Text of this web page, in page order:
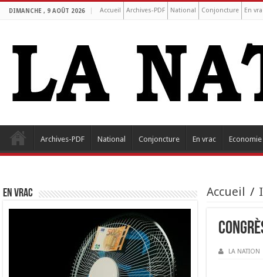
DIMANCHE , 9 AOÛT 2026 Accueil Archives-PDF National Conjoncture En
Archives-PDF National Conjoncture En vrac Economie
Accueil /
LA NATION
EN VRAC